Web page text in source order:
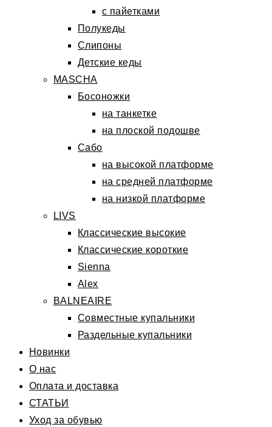
с пайетками
Полукеды
Слипоны
Детские кеды
MASCHA
Босоножки
на танкетке
на плоской подошве
Сабо
на высокой платформе
на средней платформе
на низкой платформе
LIVS
Классические высокие
Классические короткие
Sienna
Alex
BALNEAIRE
Совместные купальники
Раздельные купальники
Новинки
О нас
Оплата и доставка
СТАТЬИ
Уход за обувью